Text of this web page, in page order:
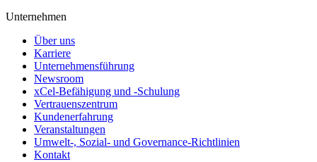
Unternehmen
Über uns
Karriere
Unternehmensführung
Newsroom
xCel-Befähigung und -Schulung
Vertrauenszentrum
Kundenerfahrung
Veranstaltungen
Umwelt-, Sozial- und Governance-Richtlinien
Kontakt